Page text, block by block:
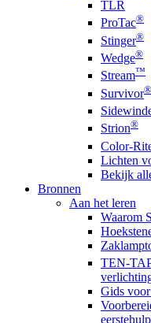
TLR
ProTac®
Stinger®
Wedge®
Stream™
Survivor®
Strion®
Color-
Lichten
Bekijk
Bronnen
Aan het leren
Waarom
TEN-
Gids